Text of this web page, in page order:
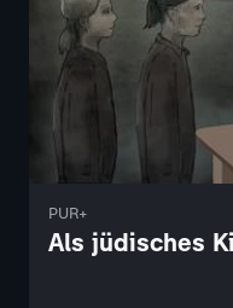
PUR+
Als jüdisches